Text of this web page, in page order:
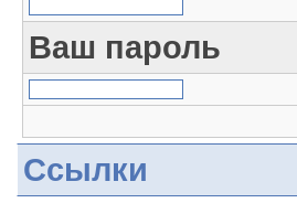
Ваш пароль
Ссылки